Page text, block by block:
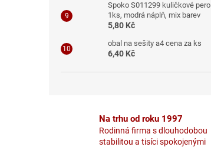
Spoko S011299 kuličkové pero
1ks, modrá náplň, mix barev
5,80 Kč
obal na sešity a4 cena za ks
6,40 Kč
Na trhu od roku 1997
Rodinná firma s dlouhodobou
stabilitou a tisíci spokojenými